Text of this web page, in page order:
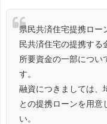
県民共済住宅提携ロー
民共済住宅の提携する
所要資金の一部につい
す。
融資につきましては、
との提携ローンを用意
い。